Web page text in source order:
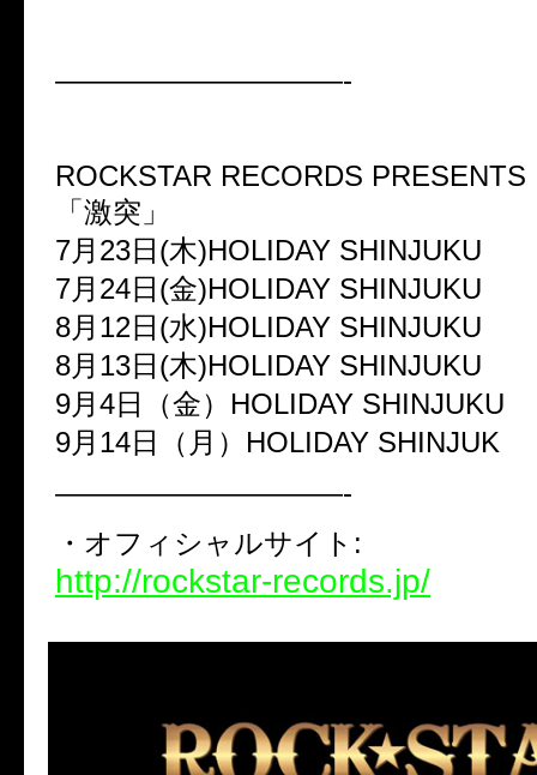
——————————-
ROCKSTAR RECORDS PRESENTS
「激突」
7月23日(木)HOLIDAY SHINJUKU
7月24日(金)HOLIDAY SHINJUKU
8月12日(水)HOLIDAY SHINJUKU
8月13日(木)HOLIDAY SHINJUKU
9月4日（金）HOLIDAY SHINJUKU
9月14日（月）HOLIDAY SHINJUK
——————————-
・オフィシャルサイト:
http://rockstar-records.jp/